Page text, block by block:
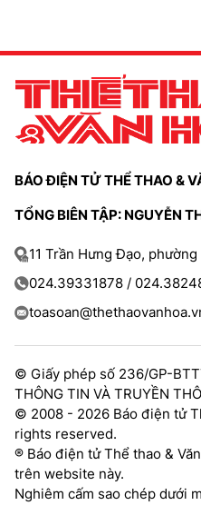
BÁO ĐIỆN TỬ THỂ THAO &
TỔNG BIÊN TẬP: NGUYỄN
11 Trần Hưng Đạo, phường
024.39331878 /
© Giấy phép số 236/GP-
THÔNG TIN VÀ TRUYỀN
© 2008 - 2026 Báo điện tử
rights reserved.
® Báo điện tử Thể thao &
trên website này.
Nghiêm cấm sao chép dưới